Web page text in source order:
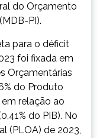
do Orçamento
PI).
para o déficit
foi fixada em
Orçamentárias
do Produto
relação ao
do PIB). No
(PLOA) de 2023,